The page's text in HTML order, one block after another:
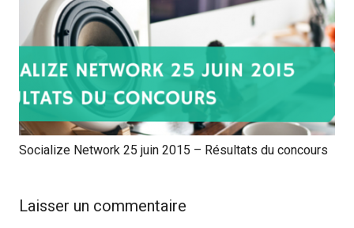
Socialize Network 25 juin 2015 – Résultats du concours
Laisser un commentaire